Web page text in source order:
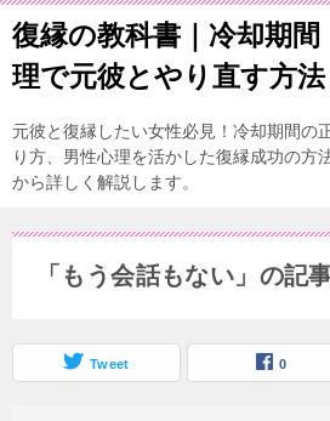
復縁の教科書｜冷却期
理で元彼とやり直す方法
元彼と復縁したい女性必見！冷却期間の
り方、男性心理を活かした復縁成功の方
から詳しく解説します。
「もう会話もない」の記
Tweet 0